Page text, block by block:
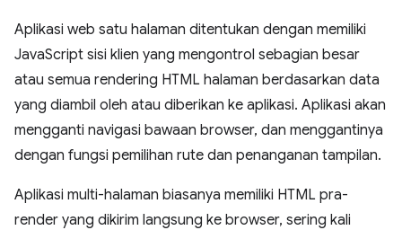
Aplikasi web satu halaman ditentukan dengan memiliki
JavaScript sisi klien yang mengontrol sebagian besar
atau semua rendering HTML halaman berdasarkan data
yang diambil oleh atau diberikan ke aplikasi. Aplikasi akan
mengganti navigasi bawaan browser, dan menggantinya
dengan fungsi pemilihan rute dan penanganan tampilan.
Aplikasi multi-halaman biasanya memiliki HTML pra-
render yang dikirim langsung ke browser, sering kali